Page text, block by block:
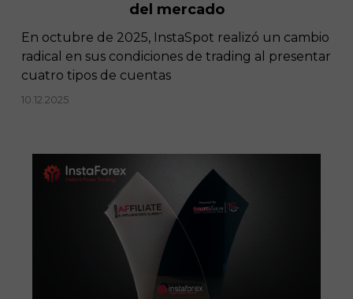
del mercado
En octubre de 2025, InstaSpot realizó un cambio
radical en sus condiciones de trading al presentar
cuatro tipos de cuentas
10.12.2025